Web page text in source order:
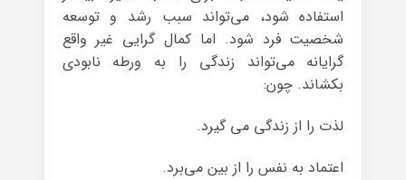
استفاده شود، می‌تواند سبب رشد و توسعه
شخصیت فرد شود. اما کمال گرایی غیر واقع
گرایانه می‌تواند زندگی را به ورطه نابودی
بکشاند. چون:
لذت را از زندگی می گیرد.
اعتماد به نفس را از بین می‌برد.